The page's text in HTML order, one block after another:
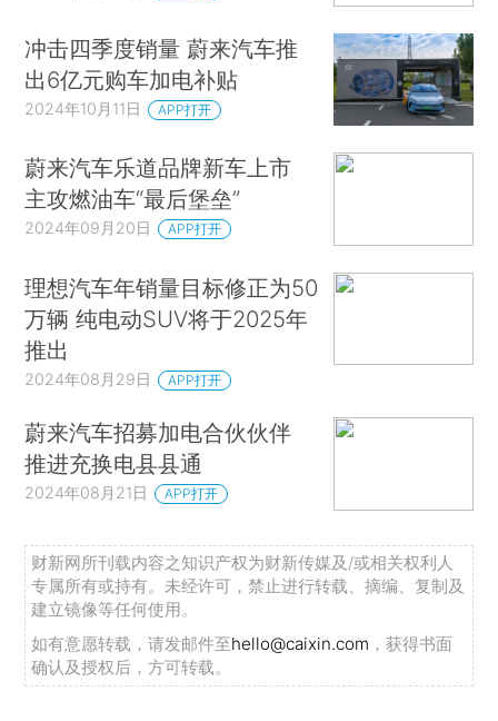
冲击四季度销量 蔚来汽车推
出6亿元购车加电补贴
2024年10月11日 APP打开
蔚来汽车乐道品牌新车上市
主攻燃油车“最后堡垒”
2024年09月20日 APP打开
理想汽车年销量目标修正为50
万辆 纯电动SUV将于2025年
推出
2024年08月29日 APP打开
蔚来汽车招募加电合伙伙伴
推进充换电县县通
2024年08月21日 APP打开
财新网所刊载内容之知识产权为财新传媒及/或相关权利人
专属所有或持有。未经许可，禁止进行转载、摘编、复制及
建立镜像等任何使用。
如有意愿转载，请发邮件至hello@caixin.com ，获得书面
确认及授权后，方可转载。